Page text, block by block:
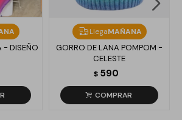
- DISEÑO
LlegaMAÑANA
GORRO DE LANA POMPOM -
CELESTE
$ 590